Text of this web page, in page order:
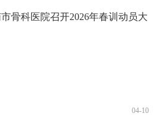
骨科医院召开2026年春训动员大
04-10